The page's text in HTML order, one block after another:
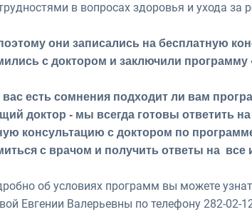
в вопросах здоровья и ухода за
они записались на бесплатную
с доктором и заключили
есть сомнения подходит ли вам
доктор - мы всегда готовы ответить
консультацию с доктором по
с врачом и получить ответы на
об условиях программ вы можете
Евгении Валерьевны по телефону 282-02-